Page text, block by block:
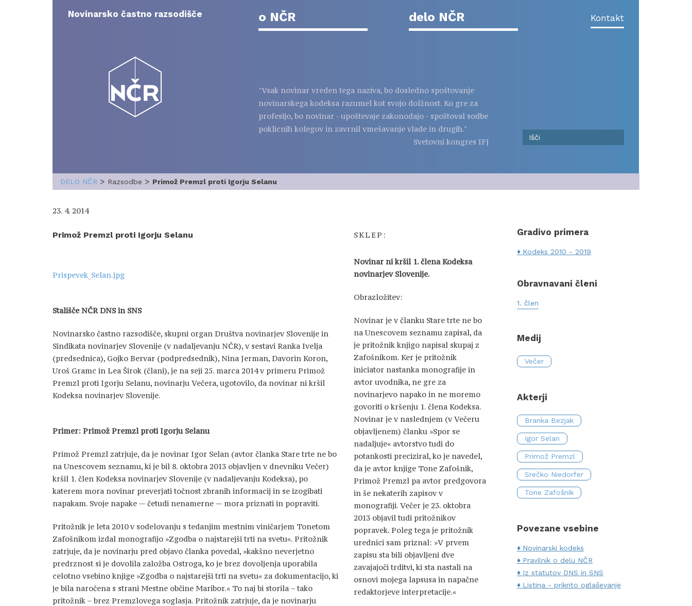
contentNovinarsko častno razsodišče o NČR delo NČR Kontakt
"Vsak novinar vreden tega naziva, bo dosledno spoštovanje
novinarskega kodeksa razumel kot svojo dolžnost. Ko gre za
profesijo, bo novinar - upoštevaje zakonodajo - spoštoval sodbe
poklicnih kolegov in zavrnil vmešavanje vlade in drugih."
Svetovni kongres IFJ
DELO NČR > Razsodbe > Primož Premzl proti Igorju Selanu
23. 4. 2014
Primož Premzl proti Igorju Selanu
Prispevek_Selan.jpg
Stališče NČR DNS in SNS
Novinarsko častno razsodišče, skupni organ Društva novinarjev Slovenije in
Sindikata novinarjev Slovenije (v nadaljevanju NČR), v sestavi Ranka Ivelja
(predsednica), Gojko Bervar (podpredsednik), Nina Jerman, Davorin Koron,
Uroš Gramc in Lea Širok (člani), je na seji 25. marca 2014 v primeru Primož
Premzl proti Igorju Selanu, novinarju Večera, ugotovilo, da novinar ni kršil
Kodeksa novinarjev Slovenije.
Primer: Primož Premzl proti Igorju Selanu
Primož Premzl zatrjuje, da je novinar Igor Selan (avtor članka Stare trte ne bo
na Unescovem seznamu, ki je bil 8. oktobra 2013 objavljen v dnevniku Večer)
kršil 1. člen Kodeksa novinarjev Slovenije (v nadaljevanju Kodeksa), po
katerem mora novinar preverjati točnost zbranih informacij in se izogibati
napakam. Svoje napake — četudi nenamerne — mora priznati in popraviti.
Pritožnik je leta 2010 v sodelovanju s tedanjim mestnim viničarjem Tonetom
Zafošnikom izdal monografijo »Zgodba o najstarejši trti na svetu«. Pritožnik
zatrjuje, da je novinarju pred objavo članka povedal, »kakšno neverjetno
predrznost si je dovolila založba Ostroga, ko je brez dovoljenja uporabila
celotno vsebino knjige »Zgodba o najstarejši trti na svetu« za dokumentacijo, ki
je bila naročena s strani Mestne občine Maribor.« To naj bi storila – tako
pritožnik – brez Premzlovega soglasja. Pritožnik zatrjuje, da je novinarju
SKLEP:
Novinar ni kršil 1. člena Kodeksa
novinarjev Slovenije.
Obrazložitev:
Novinar je v članku Stare trte ne bo
na Unescovem seznamu zapisal, da
je pritožnik knjigo napisal skupaj z
Zafošnikom. Ker je pritožnik
iniciator nastanka monografije in
avtor uvodnika, ne gre za
novinarjevo napako in ne moremo
govoriti o kršenju 1. člena Kodeksa.
Novinar je v naslednjem (v Večeru
objavljenem) članku »Spor se
nadaljuje« avtorstvo tudi do
potankosti preciziral, ko je navedel,
da je avtor knjige Tone Zafošnik,
Primož Premzl pa avtor predgovora
in še nekaterih zapisov v
monografiji. Večer je 23. oktobra
2013 objavil tudi pritožnikov
popravek. Poleg tega je pritožnik
urednici sam priznal: »V prvem
zapisu sta bili objavljeni dve
zavajajoči trditvi, ki sta nastali na
osnovi mojega lapsusa in napačne
redaktorjeve interpretacije.«
Gradivo primera
Kodeks 2010 - 2019
Obravnavani členi
1. člen
Medij
Večer
Akterji
Branka Bezjak
Igor Selan
Primož Premzl
Srečko Niedorfer
Tone Zafošnik
Povezane vsebine
Novinarski kodeks
Pravilnik o delu NČR
Iz statutov DNS in SNS
Listina - prikrito oglaševanje